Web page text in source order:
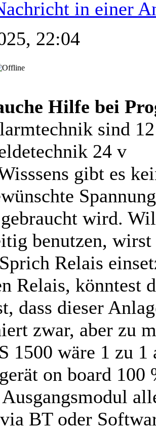
22:04
Hilfe bei
sind
24 v
gibt es
wird.
benutzen,
Relais
Relais, könntest
dass dieser
zwar, aber zu
1500 wäre 1 zu
on board
BT oder